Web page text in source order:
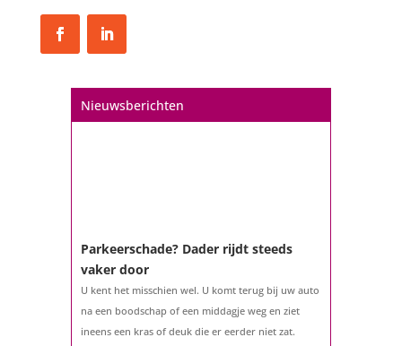
Nieuwsberichten
Parkeerschade? Dader rijdt steeds
vaker door
U kent het misschien wel. U komt terug bij uw auto
na een boodschap of een middagje weg en ziet
ineens een kras of deuk die er eerder niet zat.